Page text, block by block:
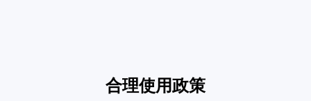
合理使用政策